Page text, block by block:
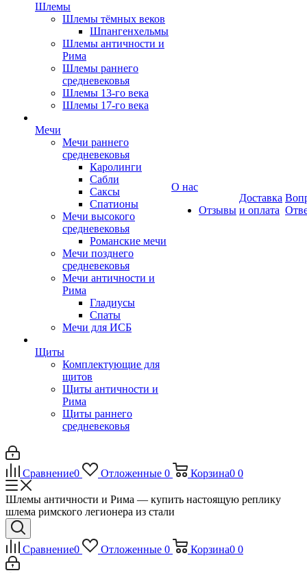
Шлемы
Шлемы тёмных веков
Шпангенхельмы
Шлемы античности и
Рима
Шлемы раннего
средневековья
Шлемы 13-го века
Шлемы 17-го века
Мечи
Мечи раннего
средневековья
Каролинги
Сабли
Саксы
Спатионы
Мечи высокого
средневековья
Романские мечи
Мечи позднего
средневековья
Мечи античности и
Рима
Гладиусы
Спаты
Мечи для ИСБ
Щиты
Комплектующие для
щитов
Щиты античности и
Рима
Щиты раннего
средневековья
О нас
Отзывы
Доставка
и оплата
Сравнение0 Отложенные 0 Корзина0 0
Шлемы античности и Рима — купить настоящую реплику
шлема римского легионера из стали
Сравнение0 Отложенные 0 Корзина0 0